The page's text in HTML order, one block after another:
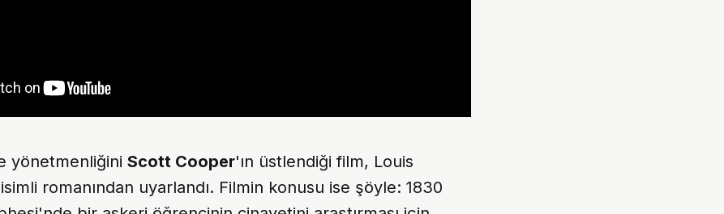
yönetmenliğini Scott Cooper'ın üstlendiği film, Louis
isimli romanından uyarlandı. Filmin konusu ise şöyle: 1830